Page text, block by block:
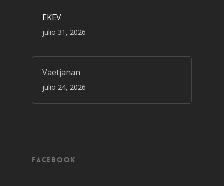
EKEV
julio 31, 2026
Vaetjanan
julio 24, 2026
Facebook